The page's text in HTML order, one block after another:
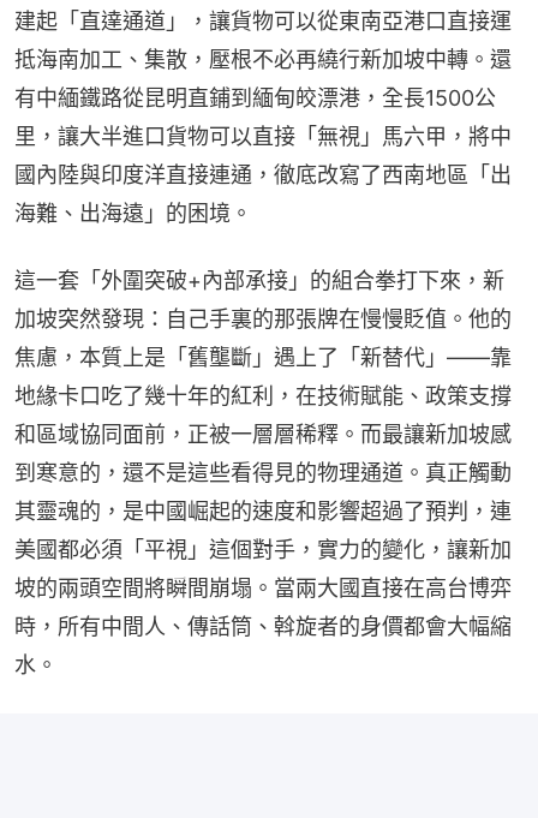
建起「直達通道」，讓貨物可以從東南亞港口直接運
抵海南加工、集散，壓根不必再繞行新加坡中轉。還
有中緬鐵路從昆明直鋪到緬甸皎漂港，全長1500公
里，讓大半進口貨物可以直接「無視」馬六甲，將中
國內陸與印度洋直接連通，徹底改寫了西南地區「出
海難、出海遠」的困境。
這一套「外圍突破+內部承接」的組合拳打下來，新
加坡突然發現：自己手裏的那張牌在慢慢貶值。他的
焦慮，本質上是「舊壟斷」遇上了「新替代」——靠
地緣卡口吃了幾十年的紅利，在技術賦能、政策支撐
和區域協同面前，正被一層層稀釋。而最讓新加坡感
到寒意的，還不是這些看得見的物理通道。真正觸動
其靈魂的，是中國崛起的速度和影響超過了預判，連
美國都必須「平視」這個對手，實力的變化，讓新加
坡的兩頭空間將瞬間崩塌。當兩大國直接在高台博弈
時，所有中間人、傳話筒、斡旋者的身價都會大幅縮
水。